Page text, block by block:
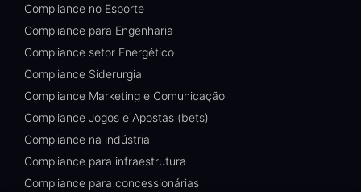
Compliance no Esporte
Compliance para Engenharia
Compliance setor Energético
Compliance Siderurgia
Compliance Marketing e Comunicação
Compliance Jogos e Apostas (bets)
Compliance na indústria
Compliance para infraestrutura
Compliance para concessionárias